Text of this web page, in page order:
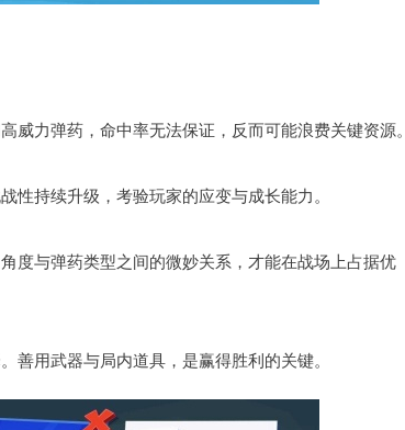
威力弹药，命中率无法保证，反而可能浪费关键资源。
性持续升级，考验玩家的应变与成长能力。
度与弹药类型之间的微妙关系，才能在战场上占据优
善用武器与局内道具，是赢得胜利的关键。